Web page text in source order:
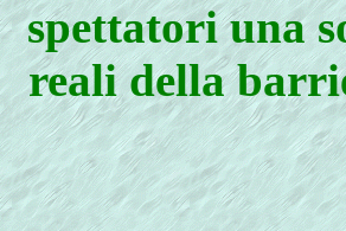
spettatori una
reali della